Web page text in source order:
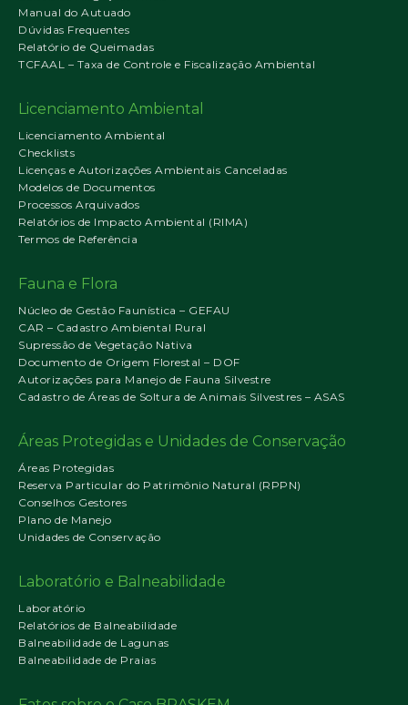
Manual do Autuado
Dúvidas Frequentes
Relatório de Queimadas
TCFAAL – Taxa de Controle e Fiscalização Ambiental
Licenciamento Ambiental
Licenciamento Ambiental
Checklists
Licenças e Autorizações Ambientais Canceladas
Modelos de Documentos
Processos Arquivados
Relatórios de Impacto Ambiental (RIMA)
Termos de Referência
Fauna e Flora
Núcleo de Gestão Faunística – GEFAU
CAR – Cadastro Ambiental Rural
Supressão de Vegetação Nativa
Documento de Origem Florestal – DOF
Autorizações para Manejo de Fauna Silvestre
Cadastro de Áreas de Soltura de Animais Silvestres – ASAS
Áreas Protegidas e Unidades de Conservação
Áreas Protegidas
Reserva Particular do Patrimônio Natural (RPPN)
Conselhos Gestores
Plano de Manejo
Unidades de Conservação
Laboratório e Balneabilidade
Laboratório
Relatórios de Balneabilidade
Balneabilidade de Lagunas
Balneabilidade de Praias